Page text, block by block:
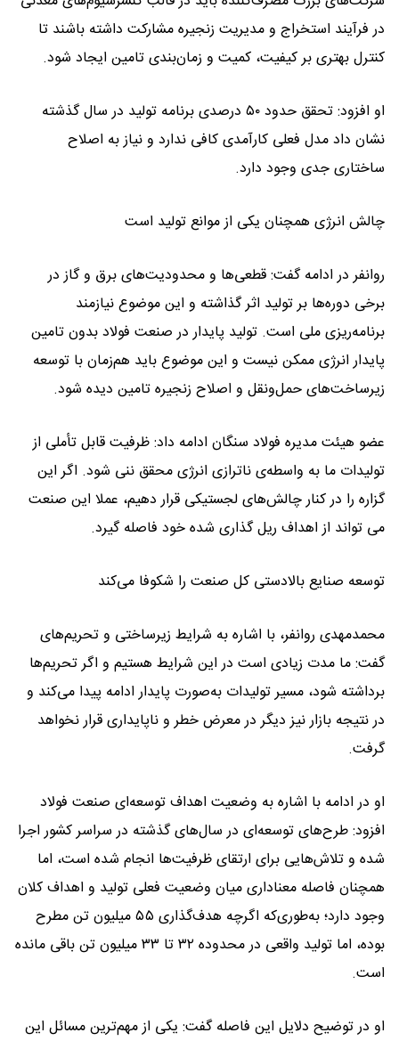
در فرآیند استخراج و مدیریت زنجیره مشارکت داشته باشند تا
کنترل بهتری بر کیفیت، کمیت و زمان‌بندی تامین ایجاد شود.
او افزود: تحقق حدود ۵۰ درصدی برنامه تولید در سال گذشته
نشان داد مدل فعلی کارآمدی کافی ندارد و نیاز به اصلاح
ساختاری جدی وجود دارد.
چالش انرژی همچنان یکی از موانع تولید است
روانفر در ادامه گفت: قطعی‌ها و محدودیت‌های برق و گاز در
برخی دوره‌ها بر تولید اثر گذاشته و این موضوع نیازمند
برنامه‌ریزی ملی است. تولید پایدار در صنعت فولاد بدون تامین
پایدار انرژی ممکن نیست و این موضوع باید هم‌زمان با توسعه
زیرساخت‌های حمل‌ونقل و اصلاح زنجیره تامین دیده شود.
عضو هیئت مدیره فولاد سنگان ادامه داد: ظرفیت قابل تأملی از
تولیدات ما به واسطه‌ی ناترازی انرژی محقق ننی شود. اگر این
گزاره را در کنار چالش‌های لجستیکی قرار دهیم، عملا این صنعت
می تواند از اهداف ریل گذاری شده خود فاصله گیرد.
توسعه صنایع بالادستی کل صنعت را شکوفا می‌کند
محمدمهدی روانفر، با اشاره به شرایط زیرساختی و تحریم‌های
گفت: ما مدت زیادی است در این شرایط هستیم و اگر تحریم‌ها
برداشته شود، مسیر تولیدات به‌صورت پایدار ادامه پیدا می‌کند و
در نتیجه بازار نیز دیگر در معرض خطر و ناپایداری قرار نخواهد
گرفت.
او در ادامه با اشاره به وضعیت اهداف توسعه‌ای صنعت فولاد
افزود: طرح‌های توسعه‌ای در سال‌های گذشته در سراسر کشور اجرا
شده و تلاش‌هایی برای ارتقای ظرفیت‌ها انجام شده است، اما
همچنان فاصله معناداری میان وضعیت فعلی تولید و اهداف کلان
وجود دارد؛ به‌طوری‌که اگرچه هدف‌گذاری ۵۵ میلیون تن مطرح
بوده، اما تولید واقعی در محدوده ۳۲ تا ۳۳ میلیون تن باقی مانده
است.
او در توضیح دلایل این فاصله گفت: یکی از مهم‌ترین مسائل این